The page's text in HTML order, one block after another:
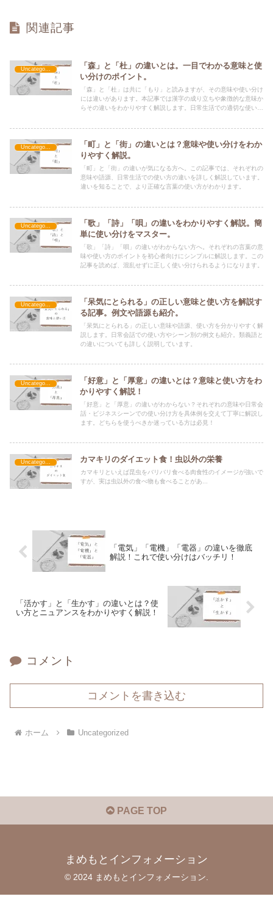
関連記事
「森」と「杜」の違いとは。一目でわかる意味と使
い分けのポイント。
「森」と「杜」は共に「もり」と読みますが、その意味や使い分け
には違いがあります。本記事では漢字の成り立ちや象徴的な意味か
らその違いをわかりやすく解説します。日常生活での適切な使い分
Uncategorized
「町」と「街」の違いとは？意味や使い分けをわか
りやすく解説。
「町」と「街」の違いが気になる方へ。この記事では、それぞれの
意味や語源、日常生活での使い方の違いを詳しく解説しています。
違いを知ることで、より正確な言葉の使い方がわかります。
Uncategorized
「歌」「詩」「唄」の違いをわかりやすく解説。簡
単に使い分けをマスター。
「歌」「詩」「唄」の違いがわからない方へ。それぞれの言葉の意
味や使い方のポイントを初心者向けにシンプルに解説します。この
記事を読めば、混乱せずに正しく使い分けられるようになります。
Uncategorized
「呆気にとられる」の正しい意味と使い方を解説す
る記事。例文や語源も紹介。
「呆気にとられる」の正しい意味や語源、使い方を分かりやすく解
説します。日常会話での使い方やシーン別の例文も紹介。類義語と
の違いについても詳しく説明しています。
Uncategorized
「好意」と「厚意」の違いとは？意味と使い方をわ
かりやすく解説！
「好意」と「厚意」の違いがわからない？それぞれの意味や日常会
話・ビジネスシーンでの使い分け方を具体例を交えて丁寧に解説し
ます。どちらを使うべきか迷っている方は必見！
Uncategorized カマキリのダイエット食！虫以外の栄養
カマキリといえば昆虫をバリバリ食べる肉食性のイメージが強いで
すが、実は虫以外の食べ物も食べることがあ...
「電気」「電機」「電器」の違いを徹底
解説！これで使い分けはバッチリ！
「活かす」と「生かす」の違いとは？使
い方とニュアンスをわかりやすく解説！
コメント
コメントを書き込む
ホーム Uncategorized
PAGE TOP
まめもとインフォメーション
© 2024 まめもとインフォメーション.